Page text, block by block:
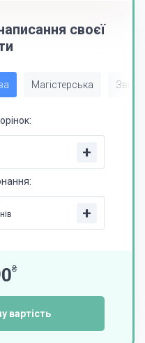
своєї
Магістерська Звіт
+
+
₴
вартість